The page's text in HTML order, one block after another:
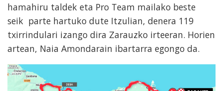
hamahiru taldek eta Pro Team mailako beste
seik parte hartuko dute Itzulian, denera 119
txirrindulari izango dira Zarauzko irteeran. Horien
artean, Naia Amondarain ibartarra egongo da.